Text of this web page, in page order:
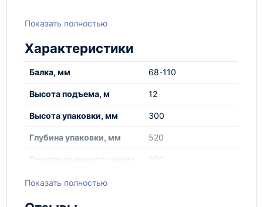
380 В.
строительных и погрузочных работ. Все тали из
качество и могут использоваться даже в самых
при низких температурах. Существуют разные
виды электрических талей, предназначенные для
разных условий работы. Чаще всего, тали
разделяются по принципу управления.
России и странах ЕАЭС, производится по
Показать полностью
Характеристики
Балка, мм 68-110
Высота подъема, м 12
Высота упаковки, мм 300
Глубина упаковки, мм 520
Грузоподъемность через
500
Показать полностью